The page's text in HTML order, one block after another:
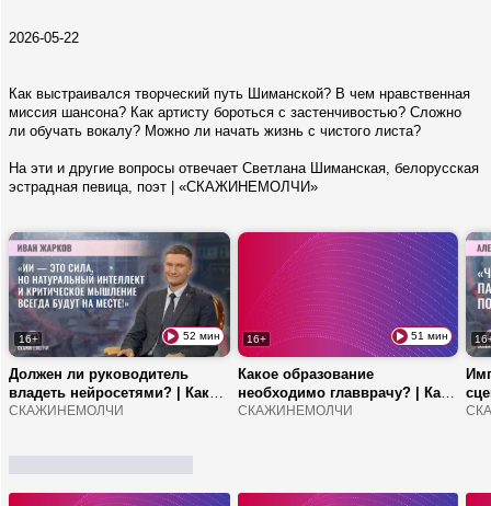
2026-05-22
Как выстраивался творческий путь Шиманской? В чем нравственная
миссия шансона? Как артисту бороться с застенчивостью? Сложно
ли обучать вокалу? Можно ли начать жизнь с чистого листа?
На эти и другие вопросы отвечает Светлана Шиманская, белорусская
эстрадная певица, поэт | «СКАЖИНЕМОЛЧИ»
16+ 52 мин
Должен ли руководитель
владеть нейросетями? | Как
быстро обучиться промт-
СКАЖИНЕМОЛЧИ
16+ 51 мин
Какое образование
необходимо главврачу? | Как
работают передвижные
СКАЖИНЕМОЛЧИ